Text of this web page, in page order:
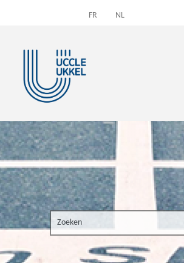
FR NL
Search the site